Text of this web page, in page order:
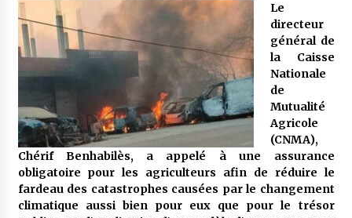
4 ans ago
Quand on va vite
5 ans ago
« Père, tiens-moi, je vais tomber ! »
5 ans ago
Le bouc de l’Au-delà
5 ans ago
Le
directeur
général de
la Caisse
Nationale
de
Mutualité
Agricole
(CNMA),
Chérif Benhabilès, a appelé à une assurance
obligatoire pour les agriculteurs afin de réduire le
fardeau des catastrophes causées par le changement
climatique aussi bien pour eux que pour le trésor